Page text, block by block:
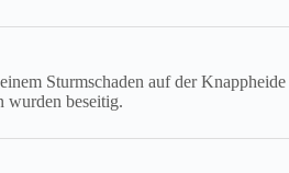
Sturmschaden auf der Knappheide
wurden beseitig.